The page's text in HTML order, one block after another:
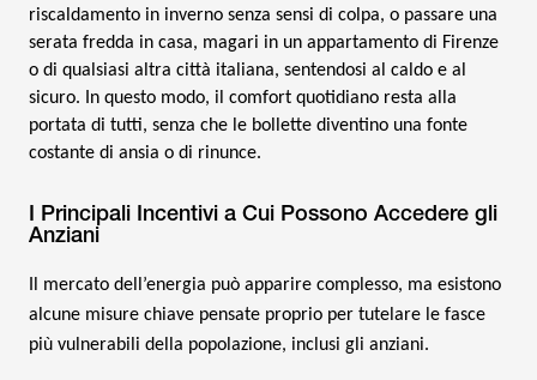
riscaldamento in inverno senza sensi di colpa, o passare una
serata fredda in casa, magari in un appartamento di Firenze
o di qualsiasi altra città italiana, sentendosi al caldo e al
sicuro. In questo modo, il comfort quotidiano resta alla
portata di tutti, senza che le bollette diventino una fonte
costante di ansia o di rinunce.
I Principali Incentivi a Cui Possono Accedere gli
Anziani
Il mercato dell’energia può apparire complesso, ma esistono
alcune misure chiave pensate proprio per tutelare le fasce
più vulnerabili della popolazione, inclusi gli anziani.